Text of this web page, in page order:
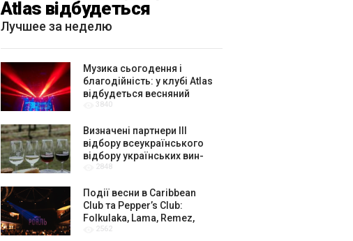
Atlas відбудеться
весняний «ГОМІН»
Лучшее за неделю
Музика сьогодення і
благодійність: у клубі Atlas
відбудеться весняний
«ГОМІН»
3840
Визначені партнери ІІІ
відбору всеукраїнського
відбору українських вин-
амбасадорів
2848
Події весни в Caribbean
Club та Pepper’s Club:
Folkulaka, Lama, Remez,
вар’єте «Рояль» і триб’ют-
2562